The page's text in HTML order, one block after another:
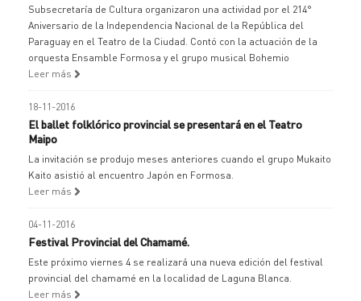
Subsecretaría de Cultura organizaron una actividad por el 214°
Aniversario de la Independencia Nacional de la República del
Paraguay en el Teatro de la Ciudad. Contó con la actuación de la
orquesta Ensamble Formosa y el grupo musical Bohemio
Leer más
18-11-2016
El ballet folklórico provincial se presentará en el Teatro
Maipo
La invitación se produjo meses anteriores cuando el grupo Mukaito
Kaito asistió al encuentro Japón en Formosa.
Leer más
04-11-2016
Festival Provincial del Chamamé.
Este próximo viernes 4 se realizará una nueva edición del festival
provincial del chamamé en la localidad de Laguna Blanca.
Leer más